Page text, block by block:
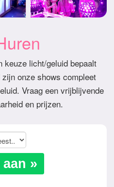
keuze licht/geluid bepaalt
onze shows compleet
Vraag een vrijblijvende
en prijzen.
»